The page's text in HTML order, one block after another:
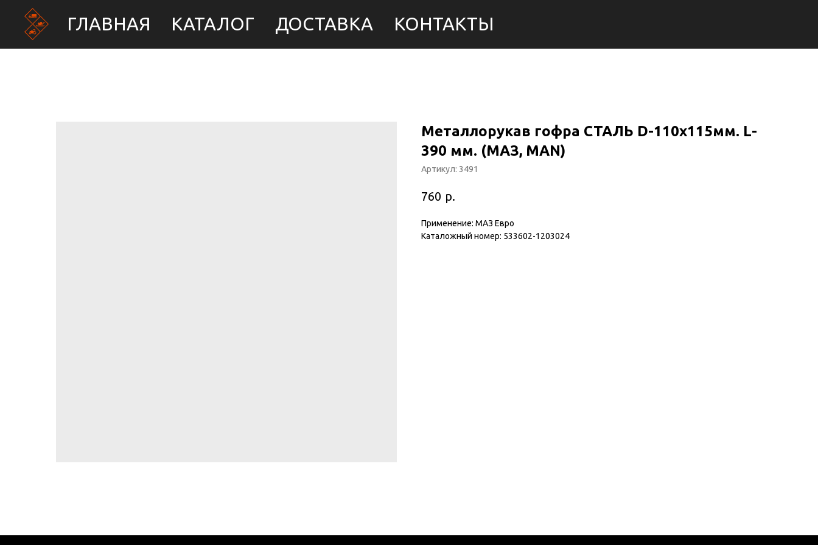
ГЛАВНАЯ КАТАЛОГ ДОСТАВКА КОНТАКТЫ
Металлорукав гофра СТАЛЬ D-110х115мм. L-
390 мм. (МАЗ, MAN)
Артикул: 3491
760 р.
Применение: МАЗ Евро
Каталожный номер: 533602-1203024